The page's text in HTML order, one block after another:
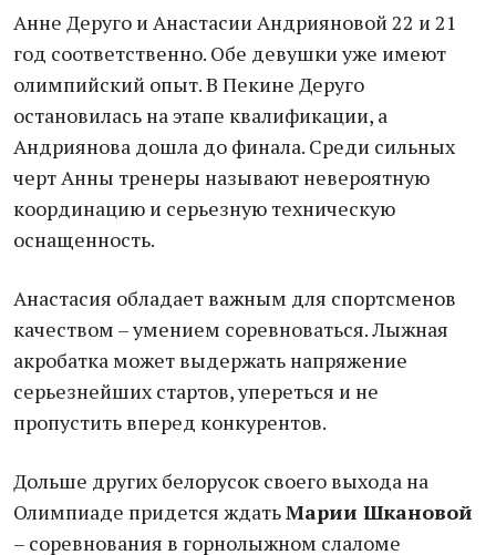
Анне Деруго и Анастасии Андрияновой 22 и 21
год соответственно. Обе девушки уже имеют
олимпийский опыт. В Пекине Деруго
остановилась на этапе квалификации, а
Андриянова дошла до финала. Среди сильных
черт Анны тренеры называют невероятную
координацию и серьезную техническую
оснащенность.
Анастасия обладает важным для спортсменов
качеством – умением соревноваться. Лыжная
акробатка может выдержать напряжение
серьезнейших стартов, упереться и не
пропустить вперед конкурентов.
Дольше других белорусок своего выхода на
Олимпиаде придется ждатьМарии Шкановой
– соревнования в горнолыжном слаломе